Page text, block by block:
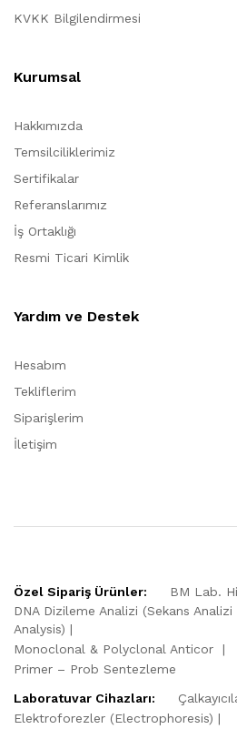
KVKK Bilgilendirmesi
Kurumsal
Hakkımızda
Temsilciliklerimiz
Sertifikalar
Referanslarımız
İş Ortaklığı
Resmi Ticari Kimlik
Yardım ve Destek
Hesabım
Tekliflerim
Siparişlerim
İletişim
Özel Sipariş Ürünler:
BM Lab.
DNA Dizileme Analizi (Sekans
Analysis)
Monoclonal & Polyclonal Anticor
Primer – Prob Sentezleme
Laboratuvar Cihazları:
Elektroforezler (Electrophoresis)